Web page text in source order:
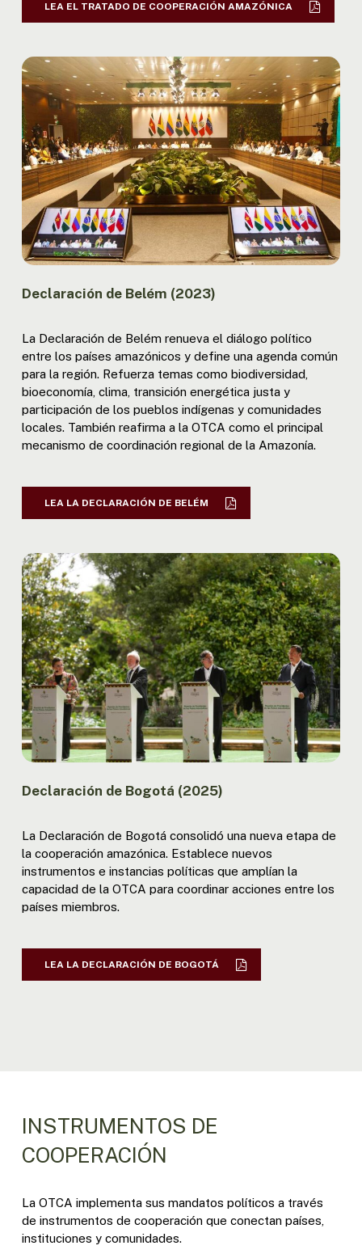
LEA EL TRATADO DE COOPERACIÓN AMAZÓNICA
Declaración de Belém (2023)
La Declaración de Belém renueva el diálogo político
entre los países amazónicos y define una agenda común
para la región. Refuerza temas como biodiversidad,
bioeconomía, clima, transición energética justa y
participación de los pueblos indígenas y comunidades
locales. También reafirma a la OTCA como el principal
mecanismo de coordinación regional de la Amazonía.
LEA LA DECLARACIÓN DE BELÉM
Declaración de Bogotá (2025)
La Declaración de Bogotá consolidó una nueva etapa de
la cooperación amazónica. Establece nuevos
instrumentos e instancias políticas que amplían la
capacidad de la OTCA para coordinar acciones entre los
países miembros.
LEA LA DECLARACIÓN DE BOGOTÁ
INSTRUMENTOS DE
COOPERACIÓN
La OTCA implementa sus mandatos políticos a través
de instrumentos de cooperación que conectan países,
instituciones y comunidades.